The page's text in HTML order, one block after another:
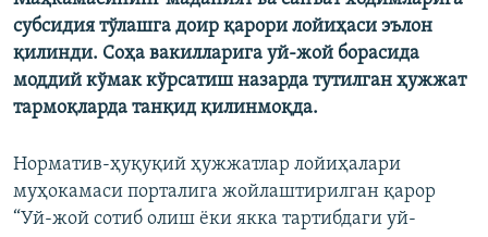
субсидия тўлашга доир қарори лойиҳаси эълон
қилинди. Соҳа вакилларига уй-жой борасида
моддий кўмак кўрсатиш назарда тутилган ҳужжат
тармоқларда танқид қилинмоқда.
Норматив-ҳуқуқий ҳужжатлар лойиҳалари
муҳокамаси порталига жойлаштирилган қарор
“Уй-жой сотиб олиш ёки якка тартибдаги уй-